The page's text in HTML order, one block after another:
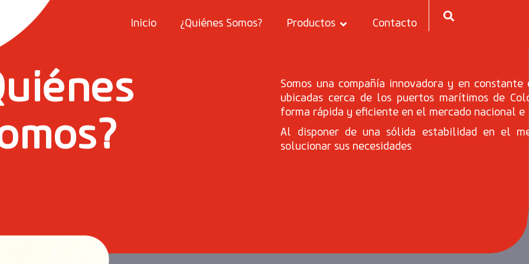
Inicio ¿Quiénes Somos? Productos Contacto
Somos una compañía innovadora y en
ubicadas cerca de los puertos marítimos de
forma rápida y eficiente en el mercado nacional
Al disponer de una sólida estabilidad en el
solucionar sus necesidades